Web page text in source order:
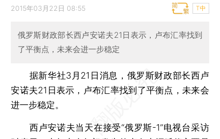
2015年03月22日 08:55 T中
俄罗斯财政部长西卢安诺夫21日表示，卢布汇率找到
了平衡点，未来会进一步稳定
据新华社3月21日消息，俄罗斯财政部长西卢
安诺夫21日表示，卢布汇率找到了平衡点，未来会
进一步稳定。
西卢安诺夫当天在接受“俄罗斯-1”电视台采访